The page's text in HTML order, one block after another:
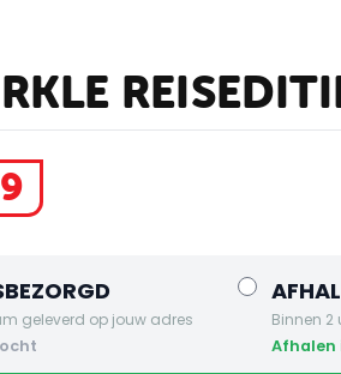
geleverd op jouw adres
Binnen
Afhalen